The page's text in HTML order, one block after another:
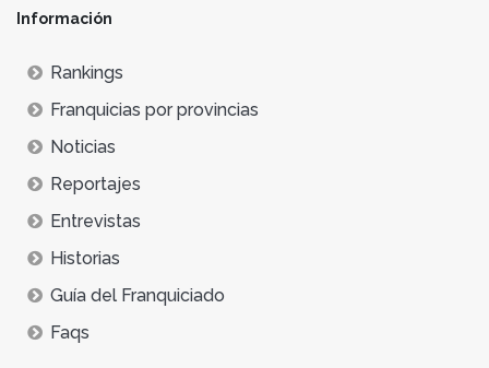
Información
Rankings
Franquicias por provincias
Noticias
Reportajes
Entrevistas
Historias
Guía del Franquiciado
Faqs